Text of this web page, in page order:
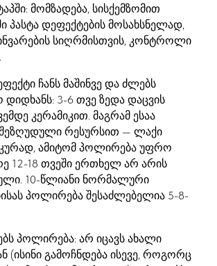
მომზადება, სისქემზომით
პასტა დეფექტების მოსახსნელად,
სიღრმისთვის, კონტროლი
ჩანს მაშინვე და ძლებს
3-6 თვე ზედა დაცვის
კერამიკით. მაგრამ ესაა
რესურსით — ლაქი
ამიტომ პოლირება უფრო
12-18 თვეში ერთხელ არ არის
10-წლიანი ნორმალური
პოლირება შესაძლებელია 5-8-
პოლირება: არ იცავს ახალი
(ისინი გამოჩნდება ისევე, როგორც